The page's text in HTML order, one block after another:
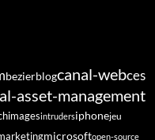
bezierblogcanal-webces
asset-management
imagesintrudersiphonejeu
microsoftopen-source